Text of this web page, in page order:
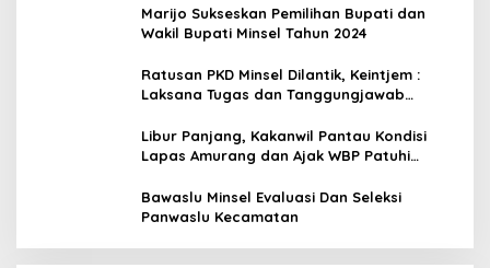
Marijo Sukseskan Pemilihan Bupati dan
Wakil Bupati Minsel Tahun 2024
Ratusan PKD Minsel Dilantik, Keintjem :
Laksana Tugas dan Tanggungjawab
Libur Panjang, Kakanwil Pantau Kondisi
Lapas Amurang dan Ajak WBP Patuhi
Bawaslu Minsel Evaluasi Dan Seleksi
Panwaslu Kecamatan